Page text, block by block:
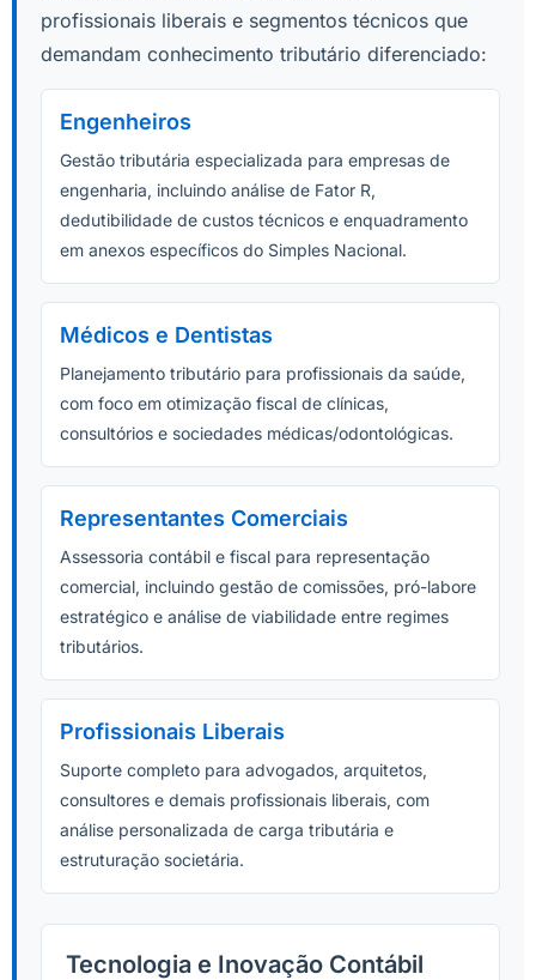
profissionais liberais e segmentos técnicos que
demandam conhecimento tributário diferenciado:
Engenheiros
Gestão tributária especializada para empresas de
engenharia, incluindo análise de Fator R,
dedutibilidade de custos técnicos e enquadramento
em anexos específicos do Simples Nacional.
Médicos e Dentistas
Planejamento tributário para profissionais da saúde,
com foco em otimização fiscal de clínicas,
consultórios e sociedades médicas/odontológicas.
Representantes Comerciais
Assessoria contábil e fiscal para representação
comercial, incluindo gestão de comissões, pró-labore
estratégico e análise de viabilidade entre regimes
tributários.
Profissionais Liberais
Suporte completo para advogados, arquitetos,
consultores e demais profissionais liberais, com
análise personalizada de carga tributária e
estruturação societária.
Tecnologia e Inovação Contábil